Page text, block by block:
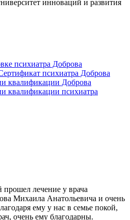
инноваций и развития
лечение у врача
Михаила Анатольевича и очень
ему у нас в семье покой,
очень ему благодарны.